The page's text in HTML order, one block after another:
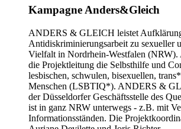
Kampagne Anders&Gleich
ANDERS & GLEICH leistet
Antidiskriminierungsarbeit zu sexueller
Vielfalt in Nordrhein-Westfalen (NRW).
die Projektleitung die Selbsthilfe und
lesbischen, schwulen, bisexuellen,
Menschen (LSBTIQ*). ANDERS &
der Düsseldorfer Geschäftsstelle des
ist in ganz NRW unterwegs - z.B. mit
Informationsständen. Die